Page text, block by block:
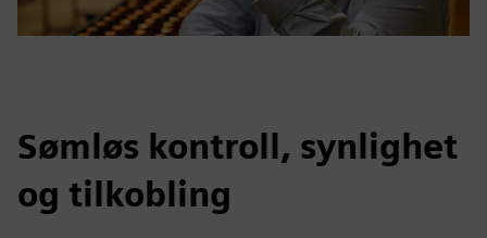
Sømløs kontroll, synlighet
og tilkobling